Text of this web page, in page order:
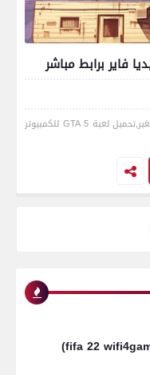
تحميل لعبة GTA V للكمبيوتر لويندوز 7 بحجم صغير,تحميل لعبة GTA 5 للكمبيوتر
تحميل لعبة فيفا (fifa 22 wifi4games)